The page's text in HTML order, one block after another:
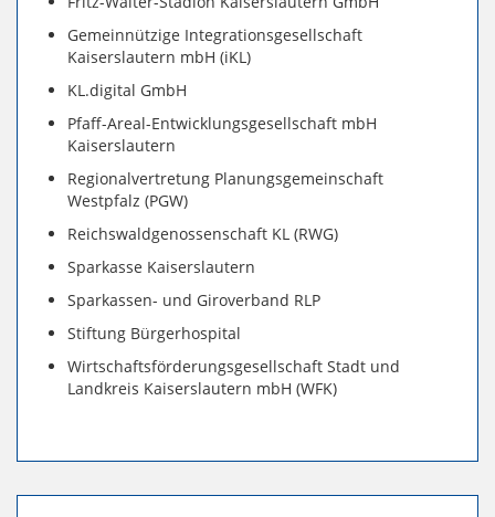
Gemeinnützige Integrationsgesellschaft
Kaiserslautern mbH (iKL)
KL.digital GmbH
Pfaff-Areal-Entwicklungsgesellschaft mbH
Kaiserslautern
Regionalvertretung Planungsgemeinschaft
Westpfalz (PGW)
Reichswaldgenossenschaft KL (RWG)
Sparkasse Kaiserslautern
Sparkassen- und Giroverband RLP
Stiftung Bürgerhospital
Wirtschaftsförderungsgesellschaft Stadt und
Landkreis Kaiserslautern mbH (WFK)